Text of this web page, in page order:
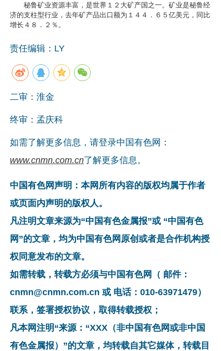
秘鲁矿业资源丰富，是世界１２大矿产国之一。矿业是秘鲁经
济的支柱型行业，去年矿产品出口额为１４４．６５亿美元，同比
增长４８．２％。
责任编辑：LY
二审：淮金
终审：孟庆科
如需了解更多信息，请登录中国有色网：
www.cnmn.com.cn了解更多信息。
中国有色网声明：本网所有内容的版权均属于作者
或页面内声明的版权人。
凡注明文章来源为“中国有色金属报”或 “中国有色
网”的文章，均为中国有色网原创或者是合作机构授
权同意发布的文章。
如需转载，转载方必须与中国有色网（ 邮件：
cnmn@cnmn.com.cn 或 电话：010-63971479）
联系，签署授权协议，取得转载授权；
凡本网注明“来源：“XXX（非中国有色网或非中国
有色金属报）”的文章，均转载自其它媒体，转载目